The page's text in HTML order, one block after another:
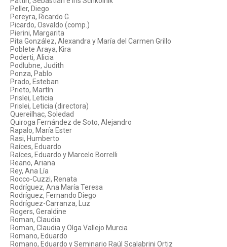
Peller, Diego
Pereyra, Ricardo G.
Picardo, Osvaldo (comp.)
Pierini, Margarita
Pita González, Alexandra y María del Carmen Grillo
Poblete Araya, Kira
Poderti, Alicia
Podlubne, Judith
Ponza, Pablo
Prado, Esteban
Prieto, Martín
Prislei, Leticia
Prislei, Leticia (directora)
Quereilhac, Soledad
Quiroga Fernández de Soto, Alejandro
Rapalo, María Ester
Rasi, Humberto
Raíces, Eduardo
Raíces, Eduardo y Marcelo Borrelli
Reano, Ariana
Rey, Ana Lía
Rocco-Cuzzi, Renata
Rodríguez, Ana María Teresa
Rodríguez, Fernando Diego
Rodríguez-Carranza, Luz
Rogers, Geraldine
Roman, Claudia
Roman, Claudia y Olga Vallejo Murcia
Romano, Eduardo
Romano, Eduardo y Seminario Raúl Scalabrini Ortiz